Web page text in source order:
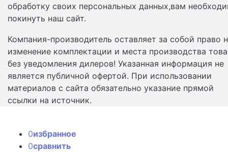
обработку своих персональных данных,вам
покинуть наш сайт.
Компания-производитель оставляет за собой право
изменение комплектации и места производства
без уведомления дилеров! Указанная информация не
является публичной офертой. При использовании
материалов с сайта обязательно указание прямой
ссылки на источник.
0избранное
0сравнить